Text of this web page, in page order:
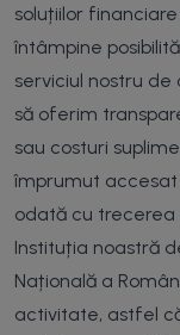
soluțiilor
întâmpine
serviciul nostru
să oferim
sau costuri
împrumut
odată cu trecerea
Instituția noastră
Națională a
activitate, astfel